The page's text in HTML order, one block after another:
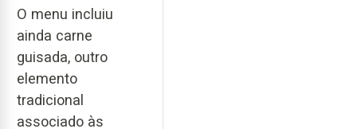
O menu incluiu
ainda carne
guisada, outro
elemento
tradicional
associado às